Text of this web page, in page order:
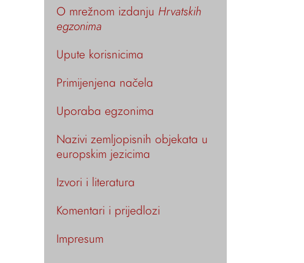
O mrežnom izdanju Hrvatskih
egzonima
Upute korisnicima
Primijenjena načela
Uporaba egzonima
Nazivi zemljopisnih objekata u
europskim jezicima
Izvori i literatura
Komentari i prijedlozi
Impresum